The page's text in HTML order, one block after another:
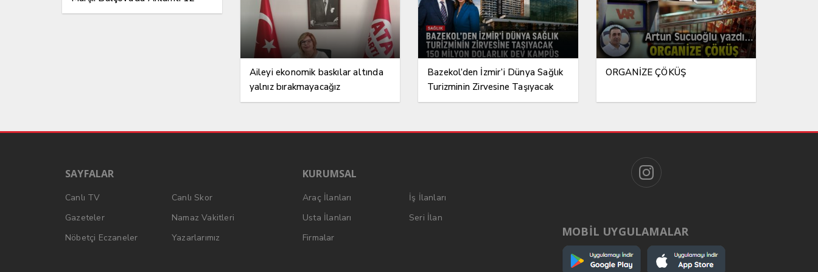
Mart Etkinliği
Aileyi ekonomik baskılar altında
yalnız bırakmayacağız
Bazekol’den İzmir’i Dünya Sağlık
Turizminin Zirvesine Taşıyacak
150 Milyon Dolarlık Dev Kampüs
ORGANİZE ÇÖKÜŞ
SAYFALAR
Canlı TV
Canlı Skor
Gazeteler
Namaz Vakitleri
Nöbetçi Eczaneler
Yazarlarımız
KURUMSAL
Araç İlanları
İş İlanları
Usta İlanları
Seri İlan
Firmalar
MOBİL UYGULAMALAR